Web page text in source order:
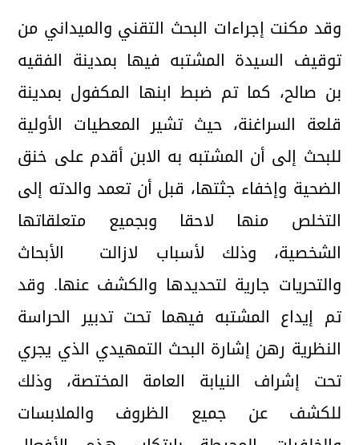
وقد مكنت إجراءات البحث التقني والميداني من
توقيف السيدة المشتبه فيها بمدينة الفقيه
بن صالح، كما تم ضبط ابنها المكفول بمدينة
قلعة السراغنة، حيث تشير المعطيات الأولية
للبحث إلى أن المشتبه به الابن أقدم على خنق
الضحية وإخفاء جثتها، قبل أن تعمد والدته إلى
التخلص منها لاحقا وبجميع متعلقاتها
الشخصية، وذلك لأسباب لازالت الأبحاث
والتحريات جارية لتحديدها والكشف عنها. وقد
تم إيداع المشتبه فيهما تحت تدبير الحراسة
النظرية رهن إشارة البحث التمهيدي الذي يجري
تحت إشراف النيابة العامة المختصة، وذلك
للكشف عن جميع الظروف والملابسات